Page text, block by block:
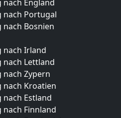
nach England
nach Portugal
nach Bosnien
nach Irland
nach Lettland
nach Zypern
nach Kroatien
nach Estland
nach Finnland